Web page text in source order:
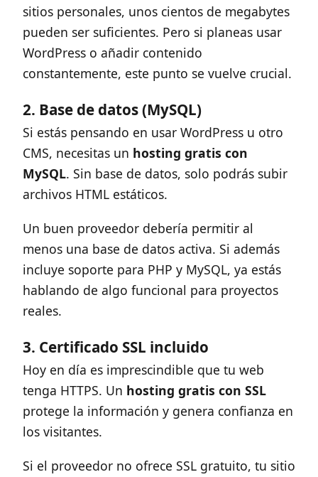
sitios personales, unos cientos de megabytes
pueden ser suficientes. Pero si planeas usar
WordPress o añadir contenido
constantemente, este punto se vuelve crucial.
2. Base de datos (MySQL)
Si estás pensando en usar WordPress u otro
CMS, necesitas un hosting gratis con
MySQL. Sin base de datos, solo podrás subir
archivos HTML estáticos.
Un buen proveedor debería permitir al
menos una base de datos activa. Si además
incluye soporte para PHP y MySQL, ya estás
hablando de algo funcional para proyectos
reales.
3. Certificado SSL incluido
Hoy en día es imprescindible que tu web
tenga HTTPS. Un hosting gratis con SSL
protege la información y genera confianza en
los visitantes.
Si el proveedor no ofrece SSL gratuito, tu sitio